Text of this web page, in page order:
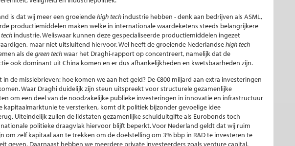
is dat wij meer een groeiendehigh tech industrie hebben - denk aan bedrijven als ASML,
productiemiddelen maken welke in internationale waardeketens steeds belangrijkere
industrie. Weliswaar kunnen deze gespecialiseerde productiemiddelen ingezet
maar niet uitsluitend hiervoor. Wel heeft de groeiende Nederlandsehigh tech
als degreen techwaar het Draghi-rapport op concentreert, namelijk dat de
ook dominant uit China komen en er dus afhankelijkheden en kwetsbaarheden zijn.
in de missiebrieven: hoe komen we aan het geld? De €800 miljard aan extra investeringen
Waar Draghi duidelijk zijn steun uitspreekt voor structurele gezamenlijke
om een deel van de noodzakelijke publieke investeringen in innovatie en infrastructuur
kapitaalmarktunie te versterken, komt dit politiek bijzonder gevoelige idee
Uiteindelijk zullen de lidstaten gezamenlijke schulduitgifte als Eurobonds toch
politieke draagvlak hiervoor blijft beperkt. Voor Nederland geldt dat wij ruim
om zelf kapitaal aan te trekken om de doelstelling om 3% bbp in R&D te investeren te
geven. Daarnaast hebben we meerdere private investeerders zoals venture capital,